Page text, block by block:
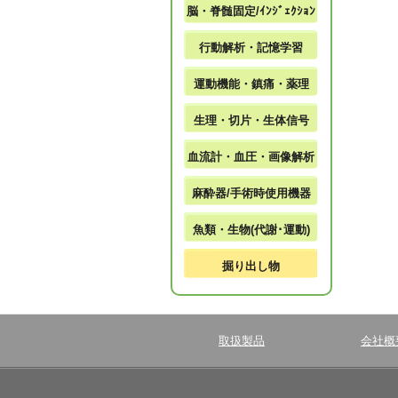
脳・脊髄固定/ｲﾝｼﾞｪｸｼｮﾝ
行動解析・記憶学習
運動機能・鎮痛・薬理
生理・切片・生体信号
血流計・血圧・画像解析
麻酔器/手術時使用機器
魚類・生物(代謝･運動)
掘り出し物
取扱製品 会社概